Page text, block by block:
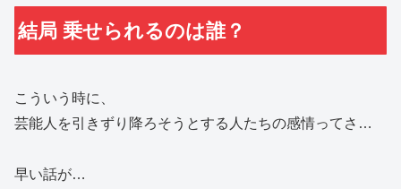
結局 乗せられるのは誰？
こういう時に、
芸能人を引きずり降ろそうとする人たちの感情ってさ…
早い話が…